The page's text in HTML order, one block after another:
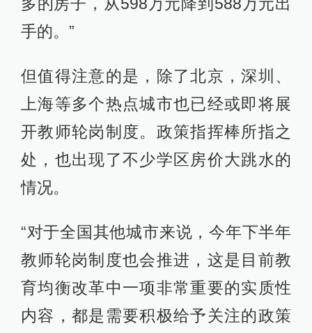
手的。”
但值得注意的是，除了北京，深圳、
上海等多个热点城市也已经或即将展
开教师轮岗制度。政策指挥棒所指之
处，也出现了不少学区房价大跳水的
情况。
“对于全国其他城市来说，今年下半年
教师轮岗制度也会推进，这是目前教
育均衡改革中一项非常重要的实质性
内容，都是需要积极给予关注的政策